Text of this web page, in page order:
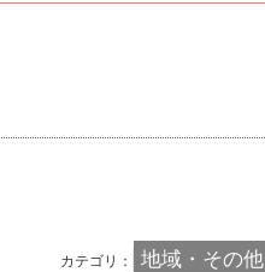
カテゴリ： 地域・その他